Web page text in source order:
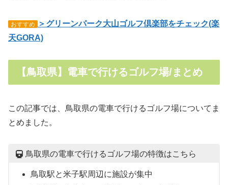
おすすめ
＞グリーンパーク大山ゴルフ倶楽部をチェック(楽
天GORA)
【鳥取県】電車で行けるゴルフ場/まとめ
この記事では、鳥取県の電車で行けるゴルフ場についてま
とめました。
鳥取県の電車で行けるゴルフ場の特徴はこちら
鳥取駅と米子駅周辺に施設が集中